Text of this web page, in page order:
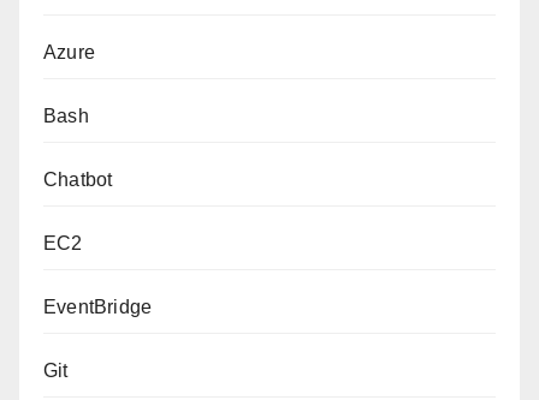
Azure
Bash
Chatbot
EC2
EventBridge
Git